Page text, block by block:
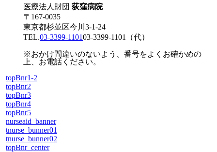
医療法人財団 荻窪病院
〒167-0035
東京都杉並区今川3-1-24
TEL.03-3399-110103-3399-1101 （代）
※おかけ間違いのないよう、番号をよくお確かめの
上、お電話ください。
topBnr1-2
topBnr2
topBnr3
topBnr4
topBnr5
nurseaid_banner
tnurse_bunner01
tnurse_bunner02
topBnr_center